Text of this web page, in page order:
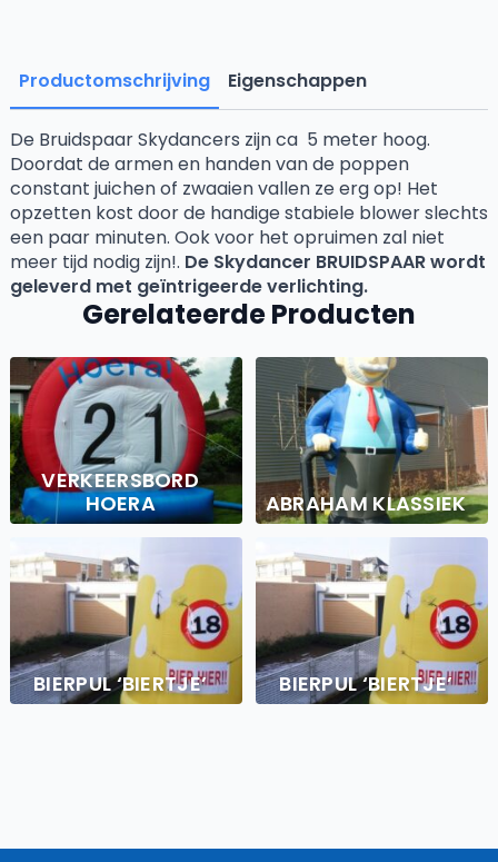
Productomschrijving Eigenschappen
De Bruidspaar Skydancers zijn ca 5 meter hoog.
Doordat de armen en handen van de poppen
constant juichen of zwaaien vallen ze erg op! Het
opzetten kost door de handige stabiele blower slechts
een paar minuten. Ook voor het opruimen zal niet
meer tijd nodig zijn!. De Skydancer BRUIDSPAAR wordt
geleverd met geïntrigeerde verlichting.
Gerelateerde Producten
VERKEERSBORD
HOERA
ABRAHAM KLASSIEK
BIERPUL ‘BIERTJE’ BIERPUL ‘BIERTJE’